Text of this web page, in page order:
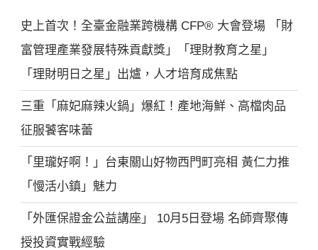
史上首次！全臺金融業跨機構 CFP® 大會登場 「財
富管理產業發展特殊貢獻獎」「理財教育之星」
「理財明日之星」出爐，人才培育成焦點
三重「麻妃麻辣火鍋」爆紅！產地海鮮、高檔肉品
征服饕客味蕾
「里瓏好啊！」台東關山好物西門町亮相 黃仁力推
「慢活小鎮」魅力
「外匯保證金公益講座」 10月5日登場 名師齊聚傳
授投資實戰經驗